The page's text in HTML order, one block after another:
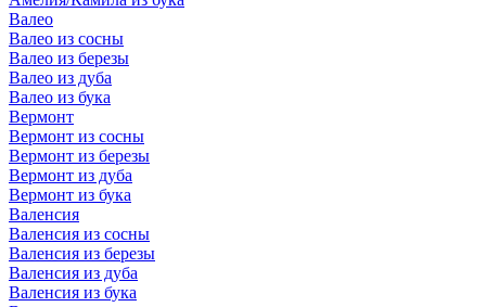
Валео
Валео из сосны
Валео из березы
Валео из дуба
Валео из бука
Вермонт
Вермонт из сосны
Вермонт из березы
Вермонт из дуба
Вермонт из бука
Валенсия
Валенсия из сосны
Валенсия из березы
Валенсия из дуба
Валенсия из бука